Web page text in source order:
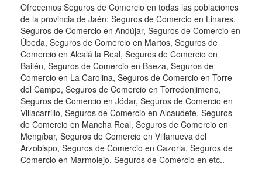
Ofrecemos Seguros de Comercio en todas las poblaciones
de la provincia de Jaén: Seguros de Comercio en Linares,
Seguros de Comercio en Andújar, Seguros de Comercio en
Úbeda, Seguros de Comercio en Martos, Seguros de
Comercio en Alcalá la Real, Seguros de Comercio en
Bailén, Seguros de Comercio en Baeza, Seguros de
Comercio en La Carolina, Seguros de Comercio en Torre
del Campo, Seguros de Comercio en Torredonjimeno,
Seguros de Comercio en Jódar, Seguros de Comercio en
Villacarrillo, Seguros de Comercio en Alcaudete, Seguros
de Comercio en Mancha Real, Seguros de Comercio en
Mengíbar, Seguros de Comercio en Villanueva del
Arzobispo, Seguros de Comercio en Cazorla, Seguros de
Comercio en Marmolejo, Seguros de Comercio en etc..